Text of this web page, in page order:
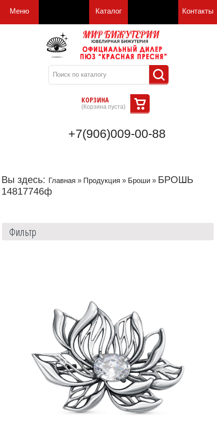
Меню Каталог Контакты
КОРЗИНА
(Корзина пуста)
+7(906)009-00-88
Вы здесь: Главная » Продукция » Броши » БРОШЬ
14817746ф
Фильтр